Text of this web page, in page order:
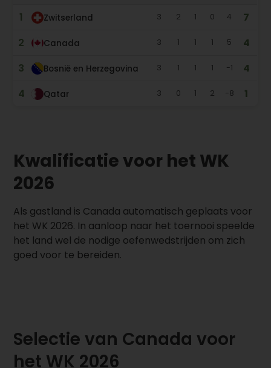
1
Zwitserland 3 2 1 0 4
7
2
Canada 3 1 1 1 5
4
3
Bosnië en Herzegovina 3 1 1 1 -1
4
4
Qatar 3 0 1 2 -8 1
Kwalificatie voor het WK
2026
Als gastland is Canada automatisch geplaats voor
het WK 2026. In aanloop naar het toernooi speelde
het land wel de nodige oefenwedstrijden om zich
goed voor te bereiden.
Selectie van Canada voor
het WK 2026